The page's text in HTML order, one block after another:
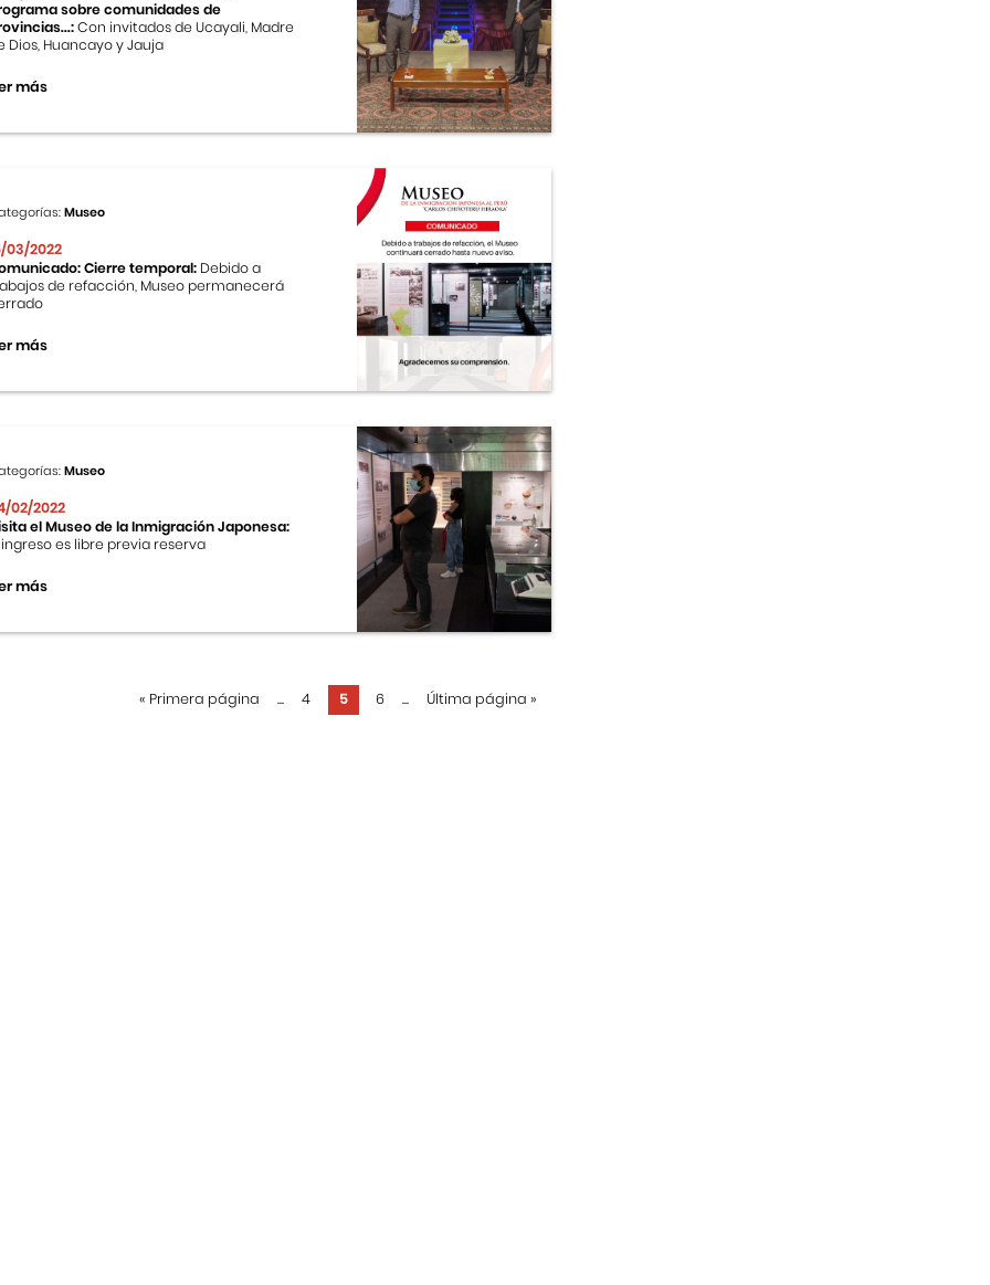
sobre comunidades de
Con invitados de Ucayali, Madre
Dios, Huancayo y Jauja
más
Museo
03/2022
Cierre temporal: Debido a
de refacción, Museo permanecerá
más
Museo
02/2022
el Museo de la Inmigración Japonesa:
ingreso es libre previa reserva
más
« Primera página ... 4 5 6 ... Última página »